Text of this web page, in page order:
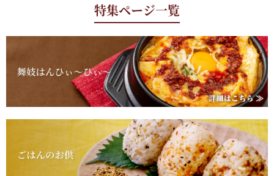
特集ページ一覧